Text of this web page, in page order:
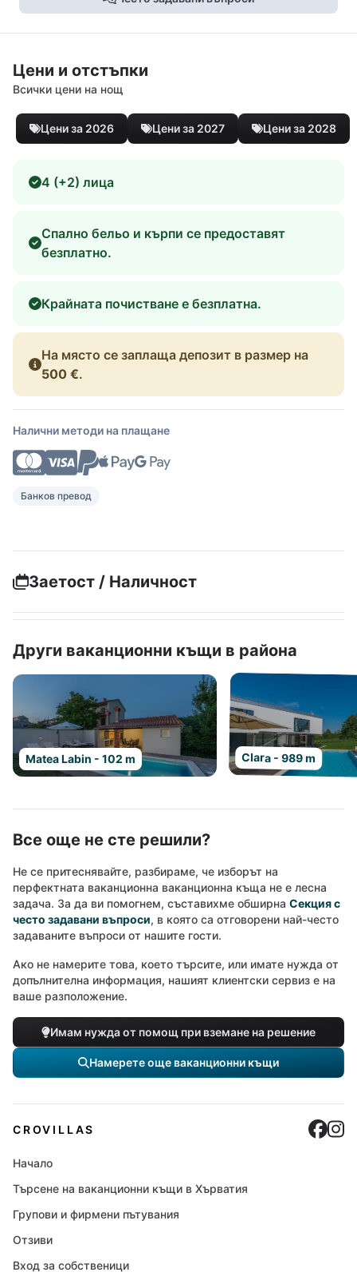
Цени и отстъпки
Всички цени на нощ
Цени за 2026 Цени за 2027 Цени за 2028
4 (+2) лица
Спално бельо и кърпи се предоставят
безплатно.
Крайната почистване е безплатна.
На място се заплаща депозит в размер на
500 €.
Налични методи на плащане
Банков превод
Заетост / Наличност
Други ваканционни къщи в района
Matea Labin - 102 m Clara - 989 m
Все още не сте решили?
Не се притеснявайте, разбираме, че изборът на
перфектната ваканционна ваканционна къща не е лесна
задача. За да ви помогнем, съставихме обширна Секция с
често задавани въпроси, в която са отговорени най-често
задаваните въпроси от нашите гости.
Ако не намерите това, което търсите, или имате нужда от
допълнителна информация, нашият клиентски сервиз е на
ваше разположение.
Имам нужда от помощ при вземане на решение
Намерете още ваканционни къщи
CROVILLAS
Начало
Търсене на ваканционни къщи в Хърватия
Групови и фирмени пътувания
Отзиви
Вход за собственици